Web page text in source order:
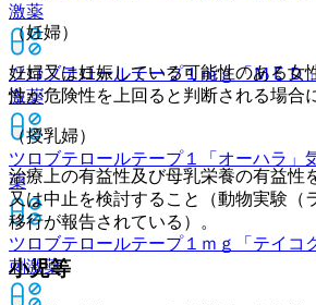
激薬
ツロブテロールテープ１ｍｇ「ＭＥＤ
激薬
ツロブテロールテープ１「オーハラ」
薬
ツロブテロールテープ１ｍｇ「テイコ
刺激薬
（妊婦）
妊婦又は妊娠している可能性のある女
性が危険性を上回ると判断される場合
（授乳婦）
治療上の有益性及び母乳栄養の有益性
又は中止を検討すること（動物実験（
移行が報告されている）。
小児等